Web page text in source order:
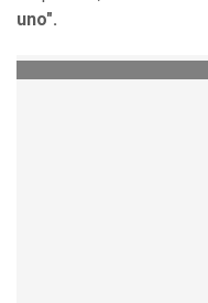
uno".